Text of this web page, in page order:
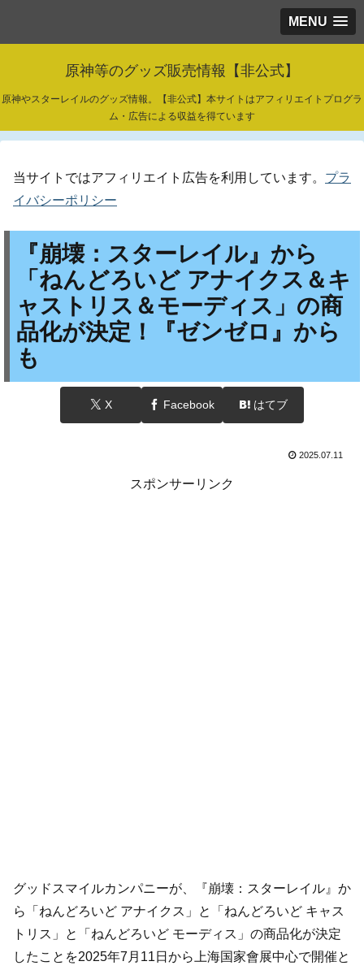
MENU
原神等のグッズ販売情報【非公式】
原神やスターレイルのグッズ情報。【非公式】本サイトはアフィリエイトプログラ
ム・広告による収益を得ています
当サイトではアフィリエイト広告を利用しています。 プラ
イバシーポリシー
『崩壊：スターレイル』から
「ねんどろいど アナイクス＆キ
ャストリス＆モーディス」の商
品化が決定！『ゼンゼロ』から
も
X Facebook はてブ
2025.07.11
スポンサーリンク
グッドスマイルカンパニーが、『崩壊：スターレイル』か
ら「ねんどろいど アナイクス」と「ねんどろいど キャス
トリス」と「ねんどろいど モーディス」の商品化が決定
したことを2025年7月11日から上海国家會展中心で開催と